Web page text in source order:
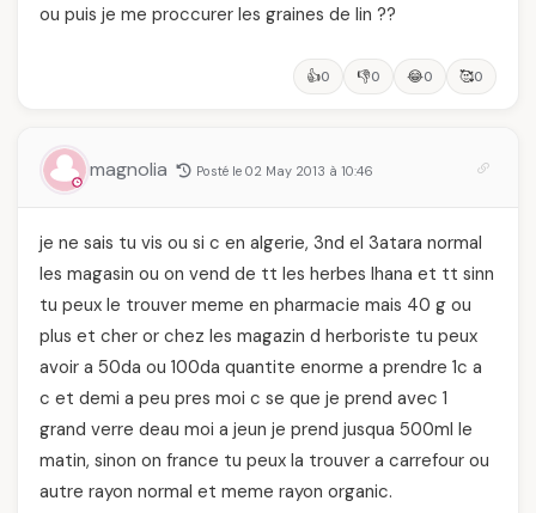
ou puis je me proccurer les graines de lin ??
👍0 👎0 😂0 🥰0
magnolia Posté le 02 May 2013 à 10:46
je ne sais tu vis ou si c en algerie, 3nd el 3atara normal
les magasin ou on vend de tt les herbes lhana et tt sinn
tu peux le trouver meme en pharmacie mais 40 g ou
plus et cher or chez les magazin d herboriste tu peux
avoir a 50da ou 100da quantite enorme a prendre 1c a
c et demi a peu pres moi c se que je prend avec 1
grand verre deau moi a jeun je prend jusqua 500ml le
matin, sinon on france tu peux la trouver a carrefour ou
autre rayon normal et meme rayon organic.